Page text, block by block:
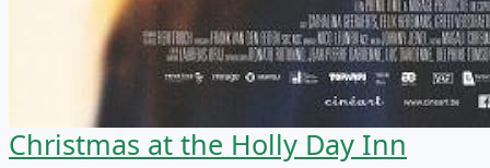
Christmas at the Holly Day Inn